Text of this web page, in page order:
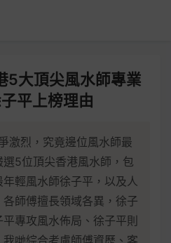
5大頂尖風水師專業
平上榜理由
激烈，究竟邊位風水師最
5位頂尖香港風水師，包
輕風水師徐子平，以及人
師傅擅長領域各異，徐子
專攻風水佈局、徐子平則
哋綜合考慮師傅資歷、客